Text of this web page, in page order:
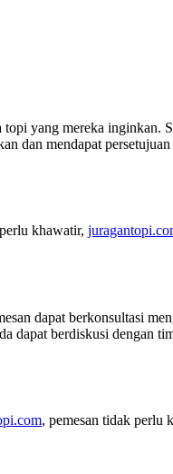
topi yang mereka inginkan.
dan mendapat
khawatir,
dapat berkonsultasi
dapat berdiskusi dengan
, pemesan tidak perlu